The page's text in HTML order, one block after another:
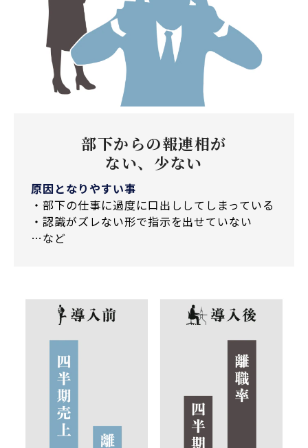
部下からの報連相が
ない、少ない
原因となりやすい事
・部下の仕事に過度に口出ししてしまっている
・認識がズレない形で指示を出せていない
…など